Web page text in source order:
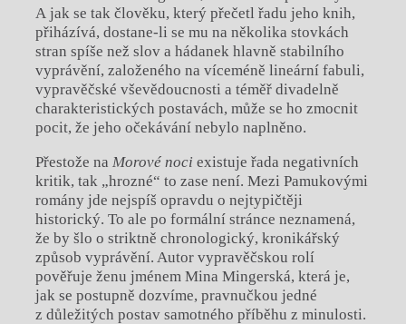
A jak se tak člověku, který přečetl řadu jeho knih,
přiházívá, dostane-li se mu na několika stovkách
stran spíše než slov a hádanek hlavně stabilního
vyprávění, založeného na víceméně lineární fabuli,
vypravěčské vševědoucnosti a téměř divadelně
charakteristických postavách, může se ho zmocnit
pocit, že jeho očekávání nebylo naplněno.
Přestože na Morové noci existuje řada negativních
kritik, tak „hrozné“ to zase není. Mezi Pamukovými
romány jde nejspíš opravdu o nejtypičtěji
historický. To ale po formální stránce neznamená,
že by šlo o striktně chronologický, kronikářský
způsob vyprávění. Autor vypravěčskou rolí
pověřuje ženu jménem Mina Mingerská, která je,
jak se postupně dozvíme, pravnučkou jedné
z důležitých postav samotného příběhu z minulosti.